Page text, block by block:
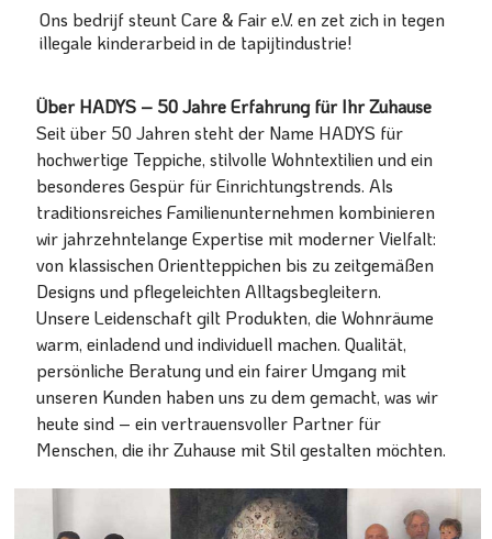
Ons bedrijf steunt Care & Fair e.V. en zet zich in tegen
illegale kinderarbeid in de tapijtindustrie!
Über HADYS – 50 Jahre Erfahrung für Ihr Zuhause
Seit über 50 Jahren steht der Name HADYS für
hochwertige Teppiche, stilvolle Wohntextilien und ein
besonderes Gespür für Einrichtungstrends. Als
traditionsreiches Familienunternehmen kombinieren
wir jahrzehntelange Expertise mit moderner Vielfalt:
von klassischen Orientteppichen bis zu zeitgemäßen
Designs und pflegeleichten Alltagsbegleitern.
Unsere Leidenschaft gilt Produkten, die Wohnräume
warm, einladend und individuell machen. Qualität,
persönliche Beratung und ein fairer Umgang mit
unseren Kunden haben uns zu dem gemacht, was wir
heute sind – ein vertrauensvoller Partner für
Menschen, die ihr Zuhause mit Stil gestalten möchten.